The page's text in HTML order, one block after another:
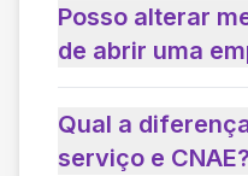
Posso alterar
de abrir uma
Qual a
serviço e CNAE?